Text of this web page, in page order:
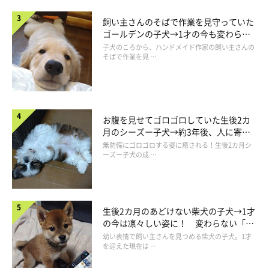
飼い主さんのそばで作業を見守っていた
ゴールデンの子犬→1才の今も変わらな
い“見守り隊”の姿にほっこり
子犬のころから、ハンドメイド作家の飼い主さんの
そばで作業を見 …
お腹を見せてゴロゴロしていた生後2カ
月のシーズー子犬→約3年後、人に寄り
添う優しいコに成長した姿にほっこり
無防備にゴロゴロする姿に癒される！生後2カ月シ
ーズー子犬の成 …
生後2カ月のあどけない柴犬の子犬→1才
の今は凛々しい姿に！ 変わらない「く
りくりおめめ」にもほっこり
幼い表情で飼い主さんを見つめる柴犬の子犬。1才
を迎えた現在は …